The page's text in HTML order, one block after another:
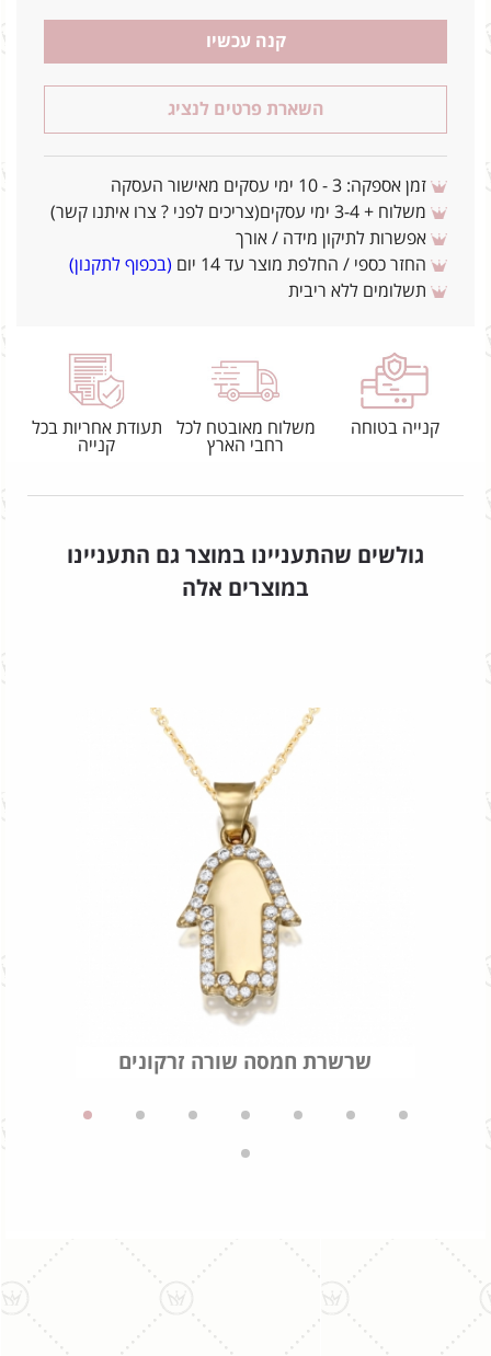
קנה עכשיו
השארת פרטים לנציג
זמן אספקה: 3 - 10 ימי עסקים מאישור העסקה
משלוח + 3-4 ימי עסקים(צריכים לפני ? צרו איתנו קשר)
אפשרות לתיקון מידה / אורך
החזר כספי / החלפת מוצר עד 14 יום
(בכפוף לתקנון)
תשלומים ללא ריבית
קנייה בטוחה
משלוח מאובטח לכל
רחבי הארץ
תעודת אחריות בכל
קנייה
גולשים שהתעניינו במוצר גם התעניינו
במוצרים אלה
שרשרת חמסה שורה זרקונים